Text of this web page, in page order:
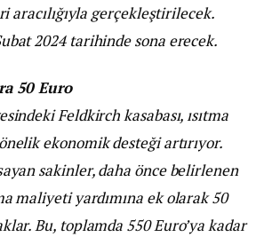
aracılığıyla gerçekleştirilecek.
2024 tarihinde sona erecek.
50 Euro
Feldkirch kasabası, ısıtma
ekonomik desteği artırıyor.
sakinler, daha önce belirlenen
maliyeti yardımına ek olarak 50
Bu, toplamda 550 Euro’ya kadar